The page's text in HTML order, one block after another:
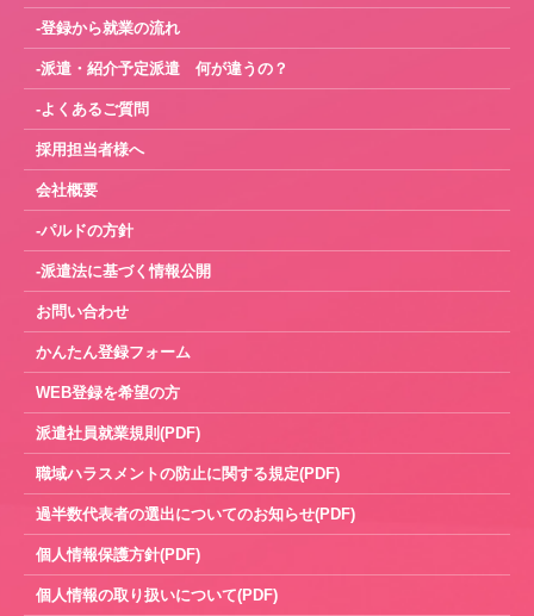
-登録から就業の流れ
-派遣・紹介予定派遣 何が違うの？
-よくあるご質問
採用担当者様へ
会社概要
-パルドの方針
-派遣法に基づく情報公開
お問い合わせ
かんたん登録フォーム
WEB登録を希望の方
派遣社員就業規則(PDF)
職域ハラスメントの防止に関する規定(PDF)
過半数代表者の選出についてのお知らせ(PDF)
個人情報保護方針(PDF)
個人情報の取り扱いについて(PDF)